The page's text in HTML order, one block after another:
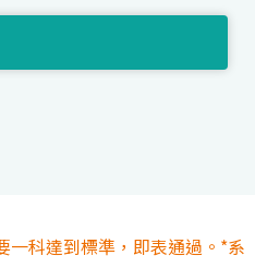
一科達到標準，即表通過。*系